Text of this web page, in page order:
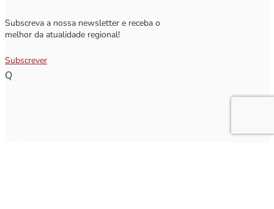
Subscreva a nossa newsletter e receba o
melhor da atualidade regional!
Subscrever
Q